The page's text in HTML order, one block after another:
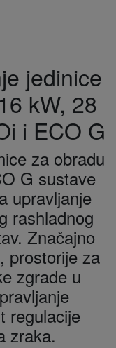
jedinice
kW, 28
i ECO G
za obradu
G sustave
upravljanje
rashladnog
Značajno
prostorije za
zgrade u
regulacije
zraka.